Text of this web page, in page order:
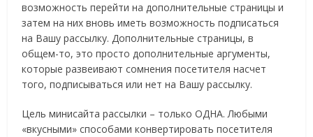
возможность перейти на дополнительные страницы и
затем на них вновь иметь возможность подписаться
на Вашу рассылку. Дополнительные страницы, в
общем-то, это просто дополнительные аргументы,
которые развеивают сомнения посетителя насчет
того, подписываться или нет на Вашу рассылку.
Цель минисайта рассылки – только ОДНА. Любыми
«вкусными» способами конвертировать посетителя